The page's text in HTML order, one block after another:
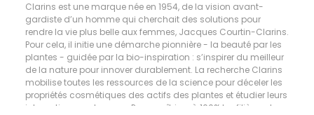
Clarins est une marque née en 1954, de la vision avant-
gardiste d’un homme qui cherchait des solutions pour
rendre la vie plus belle aux femmes, Jacques Courtin-Clarins.
Pour cela, il initie une démarche pionnière - la beauté par les
plantes - guidée par la bio-inspiration : s’inspirer du meilleur
de la nature pour innover durablement. La recherche Clarins
mobilise toutes les ressources de la science pour déceler les
propriétés cosmétiques des actifs des plantes et étudier leurs
interactions sur la peau. Pour maîtriser à 100% les filières et